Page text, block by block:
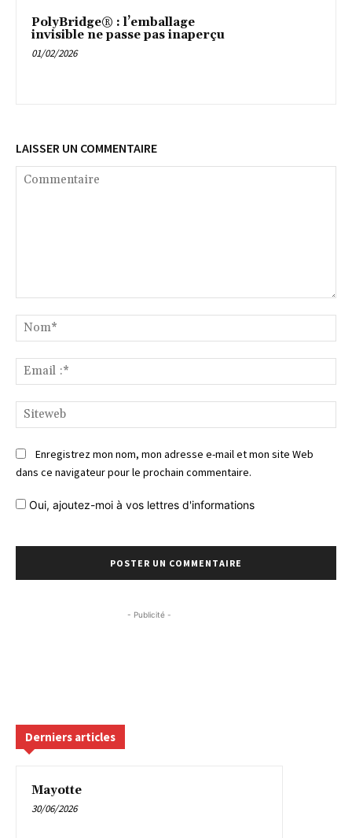
PolyBridge® : l’emballage
invisible ne passe pas inaperçu
01/02/2026
LAISSER UN COMMENTAIRE
:*
Enregistrez mon nom, mon adresse e-mail et mon site Web
dans ce navigateur pour le prochain commentaire.
Oui, ajoutez-moi à vos lettres d'informations
- Publicité -
Derniers articles
Mayotte
30/06/2026